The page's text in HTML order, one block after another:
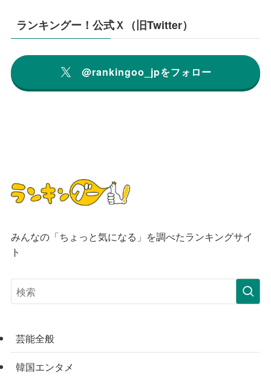
ランキングー！公式Ｘ（旧Twitter）
@rankingoo_jpをフォロー
みんなの「ちょっと気になる」を調べたランキングサイ
ト
芸能全般
韓国エンタメ